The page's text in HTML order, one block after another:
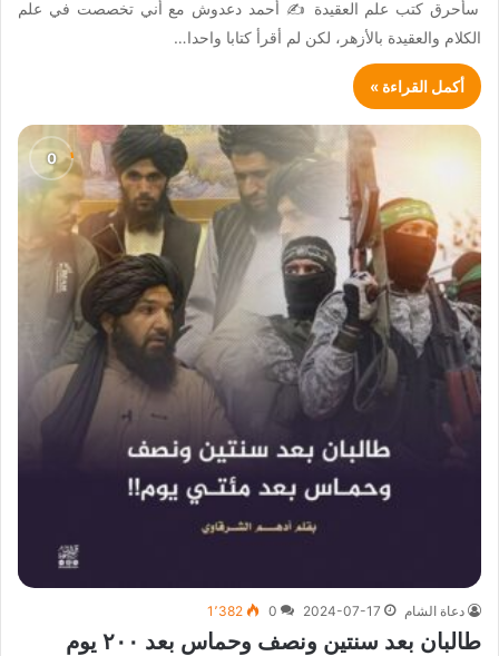
سأحرق كتب علم العقيدة ✍️ أحمد دعدوش مع أني تخصصت في علم
الكلام والعقيدة بالأزهر، لكن لم أقرأ كتابا واحدا…
أكمل القراءة »
دعاة الشام 2024-07-17
0 1٬382
طالبان بعد سنتين ونصف وحماس بعد ٢٠٠ يوم